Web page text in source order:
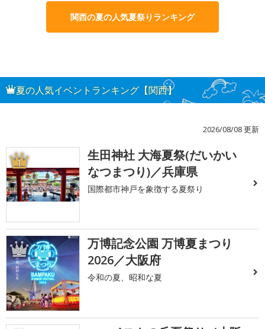
関西の夏の人気夏祭りランキング
夏の人気イベントランキング【関西】
2026/08/08 更新
1
生田神社 大海夏祭(だいかい
なつまつり)／兵庫県
国際都市神戸を象徴する夏祭り
2
万博記念公園 万博夏まつり
2026／大阪府
令和の夏、昭和な夏